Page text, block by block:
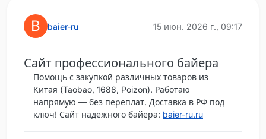
B baier-ru 15 июн. 2026 г., 09:17
Сайт профессионального байера
Помощь с закупкой различных товаров из
Китая (Taobao, 1688, Poizon). Работаю
напрямую — без переплат. Доставка в РФ под
ключ! Сайт надежного байера: baier-ru.ru